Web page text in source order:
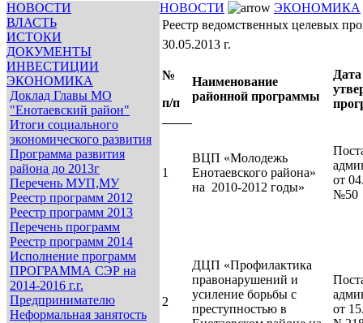
НОВОСТИ
ВЛАСТЬ
ИСТОКИ
ДОКУМЕНТЫ
ИНВЕСТИЦИИ
ЭКОНОМИКА
Доклад Главы МО
"Енотаевский район"
Итоги социального
экономического развития
Программа развития
района до 2013г
Перечень МУП,МУ
Реестр программ 2012
Реестр программ 2013
Перечень программ
Реестр программ 2014
Исполнение программ
ПРОГРАММА СЭР на
2014-2016 г.г.
Предпринимателю
Неформальная занятость
НОВОСТИ
ЭКОНОМИКА
Реестр ведомственных целевых
30.05.2013 г.
№
п/п
Наименование
районной программы
1
ВЦП «Молодежь
Енотаевского района»
на 2010-2012 годы»
от
№50
2
ДЦП «Профилактика
правонарушений и
усиление борьбы с
преступностью в
от